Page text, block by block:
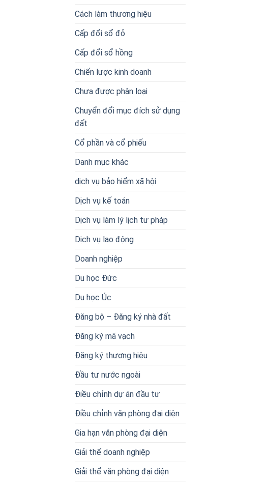
Cách làm thương hiệu
Cấp đổi sổ đỏ
Cấp đổi sổ hồng
Chiến lược kinh doanh
Chưa được phân loại
Chuyển đổi mục đích sử dụng
đất
Cổ phần và cổ phiếu
Danh mục khác
dịch vụ bảo hiểm xã hội
Dịch vụ kế toán
Dịch vụ làm lý lịch tư pháp
Dịch vụ lao động
Doanh nghiệp
Du học Đức
Du học Úc
Đăng bộ – Đăng ký nhà đất
Đăng ký mã vạch
Đăng ký thương hiệu
Đầu tư nước ngoài
Điều chỉnh dự án đầu tư
Điều chỉnh văn phòng đại diện
Gia hạn văn phòng đại diện
Giải thể doanh nghiệp
Giải thể văn phòng đại diện